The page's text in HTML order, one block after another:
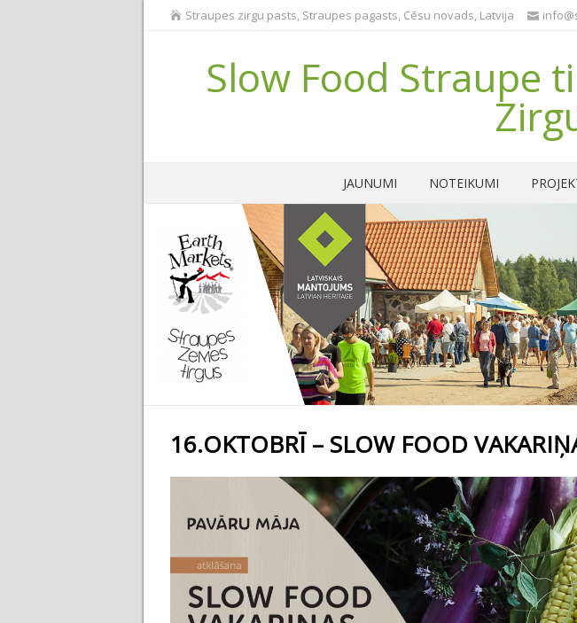
Straupes zirgu pasts, Straupes pagasts, Cēsu novads, Latvija
Slow Food Straupe
JAUNUMI NOTEIKUMI
16.OKTOBRĪ – SLOW FOOD